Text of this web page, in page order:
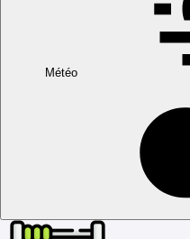
Météo